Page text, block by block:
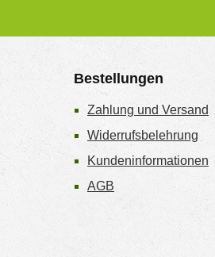
Bestellungen
Zahlung und Versand
Widerrufsbelehrung
Kundeninformationen
AGB